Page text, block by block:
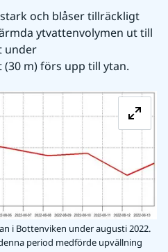
ytvattenvolymen ut till
under
m) förs upp till ytan.
i Bottenviken under augusti 2022.
period medförde upvällning